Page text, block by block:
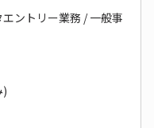
ントリー業務 / 一般事
)